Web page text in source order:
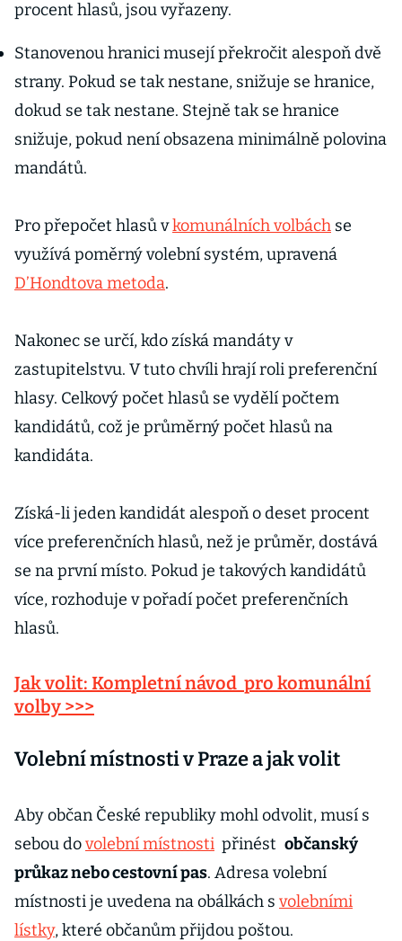
procent hlasů, jsou vyřazeny.
Stanovenou hranici musejí překročit alespoň dvě
strany. Pokud se tak nestane, snižuje se hranice,
dokud se tak nestane. Stejně tak se hranice
snižuje, pokud není obsazena minimálně polovina
mandátů.
Pro přepočet hlasů vkomunálních volbách se
využívá poměrný volební systém, upravená
D’Hondtova metoda.
Nakonec se určí, kdo získá mandáty v
zastupitelstvu. V tuto chvíli hrají roli preferenční
hlasy. Celkový počet hlasů se vydělí počtem
kandidátů, což je průměrný počet hlasů na
kandidáta.
Získá-li jeden kandidát alespoň o deset procent
více preferenčních hlasů, než je průměr, dostává
se na první místo. Pokud je takových kandidátů
více, rozhoduje v pořadí počet preferenčních
hlasů.
Jak volit: Kompletní návod pro komunální
volby >>>
Volební místnosti v Praze a jak volit
Aby občan České republiky mohl odvolit, musí s
sebou dovolební místnosti přinést občanský
průkaz nebo cestovní pas. Adresa volební
místnosti je uvedena na obálkách s volebními
lístky, které občanům přijdou poštou.